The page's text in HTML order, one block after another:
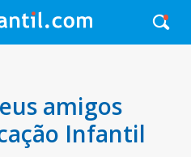
amigos
Infantil